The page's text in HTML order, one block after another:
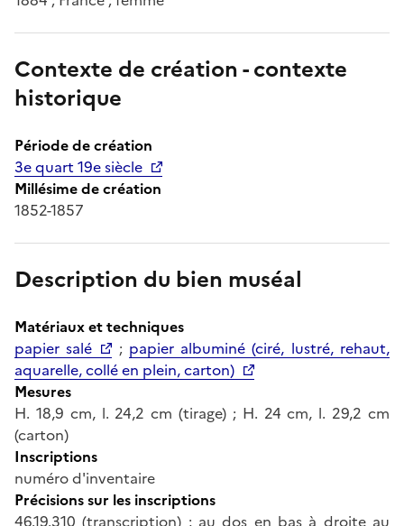
Contexte de création - contexte
historique
Période de création
3e quart 19e siècle
Millésime de création
1852-1857
Description du bien muséal
Matériaux et techniques
papier salé
; papier albuminé (ciré, lustré, rehaut,
aquarelle, collé en plein, carton)
Mesures
H. 18,9 cm, l. 24,2 cm (tirage) ; H. 24 cm, l. 29,2 cm
(carton)
Inscriptions
numéro d'inventaire
Précisions sur les inscriptions
46.19.310 (transcription) ; au dos en bas à droite au